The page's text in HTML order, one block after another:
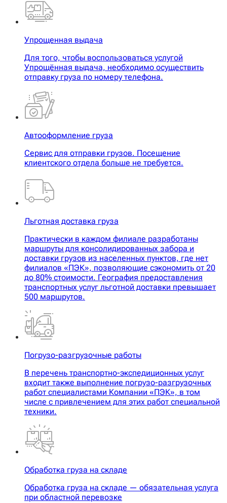
Упрощенная выдача
Для того, чтобы воспользоваться услугой
Упрощённая выдача, необходимо осуществить
отправку груза по номеру телефона.
Автооформление груза
Сервис для отправки грузов. Посещение
клиентского отдела больше не требуется.
Льготная доставка груза
Практически в каждом филиале разработаны
маршруты для консолидированных забора и
доставки грузов из населенных пунктов, где нет
филиалов «ПЭК», позволяющие сэкономить от 20
до 80% стоимости. География предоставления
транспортных услуг льготной доставки превышает
500 маршрутов.
Погрузо-разгрузочные работы
В перечень транспортно-экспедиционных услуг
входит также выполнение погрузо-разгрузочных
работ специалистами Компании «ПЭК», в том
числе с привлечением для этих работ специальной
техники.
Обработка груза на складе
Обработка груза на складе — обязательная услуга
при областной перевозке